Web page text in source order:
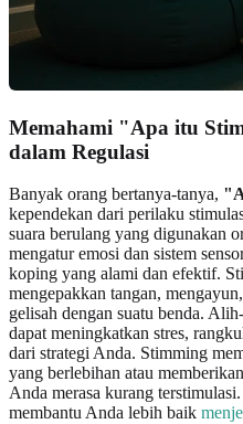
Memahami "Apa itu
dalam Regulasi
Banyak orang bertanya-tanya,
kependekan dari perilaku
suara berulang yang digunakan
mengatur emosi dan sistem
koping yang alami dan efektif.
mengepakkan tangan,
gelisah dengan suatu benda.
dapat meningkatkan stres,
dari strategi Anda. Stimming
yang berlebihan atau
Anda merasa kurang
membantu Anda lebih baik